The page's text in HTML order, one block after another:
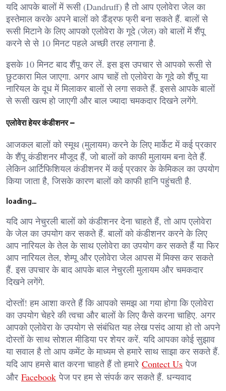
यदि आपके बालों में रूसी (Dandruff) है तो आप एलोवेरा जेल का
इस्तेमाल करके अपने बालों को डैंड्रफ फ्री बना सकते हैं. बालों से
रूसी मिटाने के लिए आपको एलोवेरा के गूदे (जेल) को बालों में शैंपू
करने से से 10 मिनट पहले अच्छी तरह लगाना है.
इसके 10 मिनट बाद शैंपू कर लें. इस इस उपचार से आपको रूसी से
छुटकारा मिल जाएगा. अगर आप चाहें तो एलोवेरा के गूदे को शैंपू या
नारियल के दूध में मिलाकर बालों से लगा सकते हैं. इससे आपके बालों
से रूसी खत्म हो जाएगी और बाल ज्यादा चमकदार दिखने लगेंगे.
एलोवेरा हेयर कंडीशनर –
आजकल बालों को स्मूथ (मुलायम) करने के लिए मार्केट में कई प्रकार
के शैंपू कंडीशनर मौजूद हैं, जो बालों को काफी मुलायम बना देते हैं.
लेकिन आर्टिफिशियल कंडीशनर में कई प्रकार के केमिकल का उपयोग
किया जाता है, जिसके कारण बालों को काफी हानि पहुंचती है.
loading…
यदि आप नेचुरली बालों को कंडीशनर देना चाहते हैं, तो आप एलोवेरा
के जेल का उपयोग कर सकते हैं. बालों को कंडीशनर करने के लिए
आप नारियल के तेल के साथ एलोवेरा का उपयोग कर सकते हैं या फिर
आप नारियल तेल, शेम्पू और एलोवेरा जेल आपस में मिक्स कर सकते
हैं. इस उपचार के बाद आपके बाल नेचुरली मुलायम और चमकदार
दिखने लगेंगे.
दोस्तों! हम आशा करते हैं कि आपको समझ आ गया होगा कि एलोवेरा
का उपयोग चेहरे की त्वचा और बालों के लिए कैसे करना चाहिए. अगर
आपको एलोवेरा के उपयोग से संबंधित यह लेख पसंद आया हो तो अपने
दोस्तों के साथ सोशल मीडिया पर शेयर करें. यदि आपका कोई सुझाव
या सवाल है तो आप कमेंट के माध्यम से हमारे साथ साझा कर सकते हैं.
यदि आप हमसे बात करना चाहते हैं तो हमारे Contect Us पेज
और Facebook पेज पर हम से संपर्क कर सकते हैं. धन्यवाद